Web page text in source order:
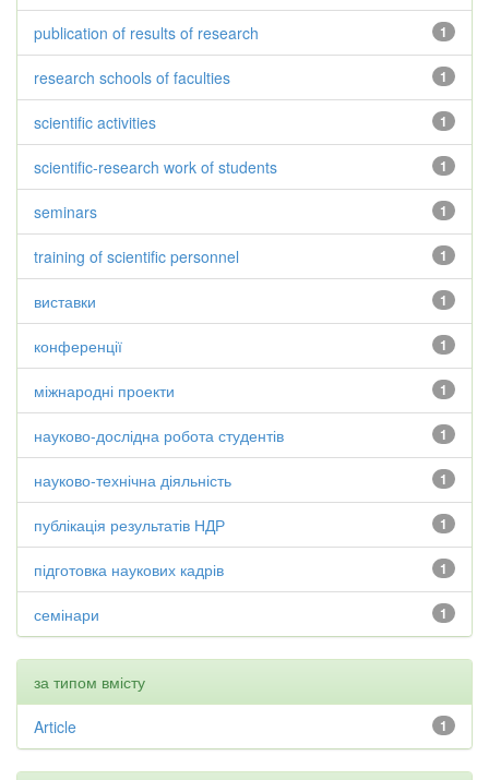
1
publication of results of research
1
research schools of faculties
1
scientific activities
1
scientific-research work of students
1
seminars
1
training of scientific personnel
1
виставки
1
конференції
1
міжнародні проекти
1
науково-дослідна робота студентів
1
науково-технічна діяльність
1
публікація результатів НДР
1
підготовка наукових кадрів
1
семінари
за типом вмісту
1
Article